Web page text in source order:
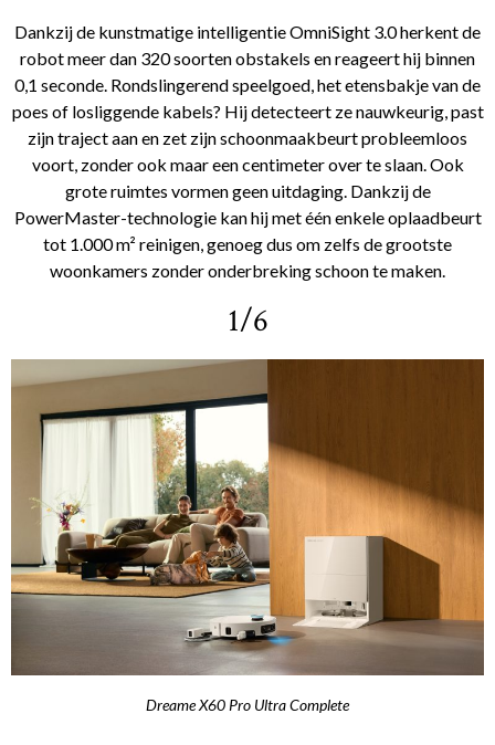
Dankzij de kunstmatige intelligentie OmniSight 3.0 herkent de
robot meer dan 320 soorten obstakels en reageert hij binnen
0,1 seconde. Rondslingerend speelgoed, het etensbakje van de
poes of losliggende kabels? Hij detecteert ze nauwkeurig, past
zijn traject aan en zet zijn schoonmaakbeurt probleemloos
voort, zonder ook maar een centimeter over te slaan. Ook
grote ruimtes vormen geen uitdaging. Dankzij de
PowerMaster-technologie kan hij met één enkele oplaadbeurt
tot 1.000 m² reinigen, genoeg dus om zelfs de grootste
woonkamers zonder onderbreking schoon te maken.
1/6
Dreame X60 Pro Ultra Complete